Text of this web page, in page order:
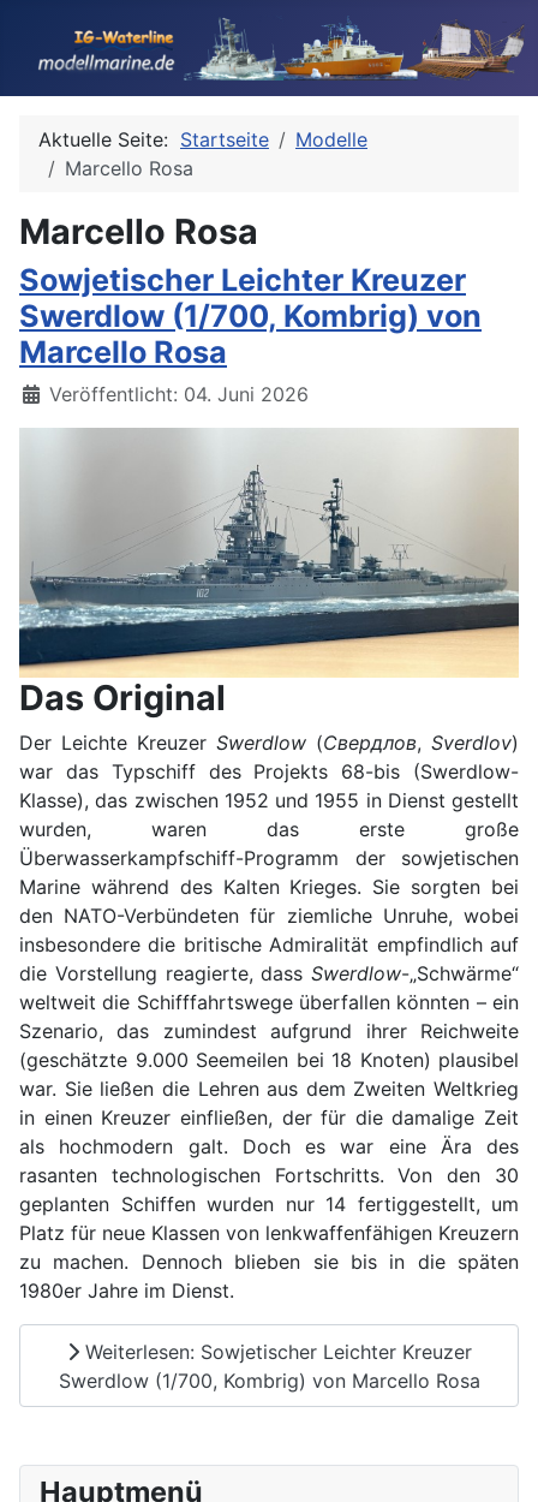
Hauptmenü
Aktuelle Seite: Startseite
Modelle
Marcello Rosa
Marcello Rosa
Sowjetischer Leichter Kreuzer
Swerdlow (1/700, Kombrig) von
Marcello Rosa
Details
Veröffentlicht: 04. Juni 2026
Das Original
Der Leichte Kreuzer Swerdlow (Свердлов, Sverdlov)
war das Typschiff des Projekts 68-bis (Swerdlow-
Klasse), das zwischen 1952 und 1955 in Dienst gestellt
wurden, waren das erste große
Überwasserkampfschiff-Programm der sowjetischen
Marine während des Kalten Krieges. Sie sorgten bei
den NATO-Verbündeten für ziemliche Unruhe, wobei
insbesondere die britische Admiralität empfindlich auf
die Vorstellung reagierte, dass Swerdlow-„Schwärme“
weltweit die Schifffahrtswege überfallen könnten – ein
Szenario, das zumindest aufgrund ihrer Reichweite
(geschätzte 9.000 Seemeilen bei 18 Knoten) plausibel
war. Sie ließen die Lehren aus dem Zweiten Weltkrieg
in einen Kreuzer einfließen, der für die damalige Zeit
als hochmodern galt. Doch es war eine Ära des
rasanten technologischen Fortschritts. Von den 30
geplanten Schiffen wurden nur 14 fertiggestellt, um
Platz für neue Klassen von lenkwaffenfähigen Kreuzern
zu machen. Dennoch blieben sie bis in die späten
1980er Jahre im Dienst.
Weiterlesen: Sowjetischer Leichter Kreuzer
Swerdlow (1/700, Kombrig) von Marcello Rosa